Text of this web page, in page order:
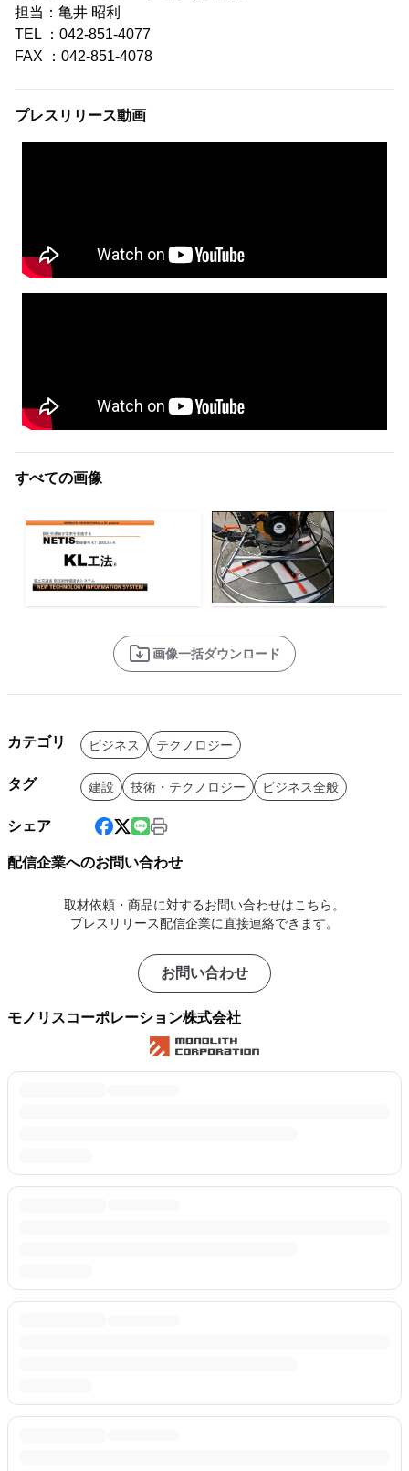
担当：亀井 昭利
TEL ：042-851-4077
FAX ：042-851-4078
プレスリリース動画
すべての画像
画像一括ダウンロード
カテゴリ ビジネス テクノロジー
タグ 建設 技術・テクノロジー ビジネス全般
シェア
配信企業へのお問い合わせ
取材依頼・商品に対するお問い合わせはこちら。
プレスリリース配信企業に直接連絡できます。
お問い合わせ
モノリスコーポレーション株式会社